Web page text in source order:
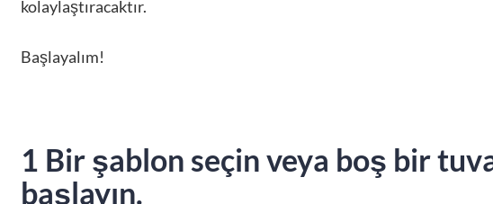
kolaylaştıracaktır.
Başlayalım!
1 Bir şablon seçin veya boş bir
başlayın.